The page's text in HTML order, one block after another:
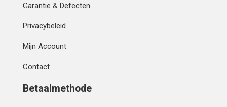
Garantie & Defecten
Privacybeleid
Mijn Account
Contact
Betaalmethode